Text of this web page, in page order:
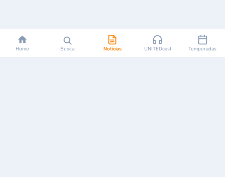
Home Busca Notícias UNITEDcast Temporadas